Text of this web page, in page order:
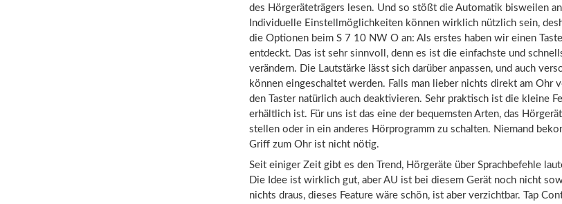
des Hörgeräteträgers lesen. Und so stößt die Automatik bisweilen
Individuelle Einstellmöglichkeiten können wirklich nützlich sein,
die Optionen beim S 7 10 NW O an: Als erstes haben wir einen
entdeckt. Das ist sehr sinnvoll, denn es ist die einfachste und
verändern. Die Lautstärke lässt sich darüber anpassen, und auch
können eingeschaltet werden. Falls man lieber nichts direkt am Ohr
den Taster natürlich auch deaktivieren. Sehr praktisch ist die kleine
erhältlich ist. Für uns ist das eine der bequemsten Arten, das
stellen oder in ein anderes Hörprogramm zu schalten. Niemand
Griff zum Ohr ist nicht nötig.
Seit einiger Zeit gibt es den Trend, Hörgeräte über Sprachbefehle
Die Idee ist wirklich gut, aber AU ist bei diesem Gerät noch nicht
nichts draus, dieses Feature wäre schön, ist aber verzichtbar. Tap